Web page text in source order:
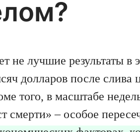
не лучшие результаты в
долларов после
того, в масштабе
– особое